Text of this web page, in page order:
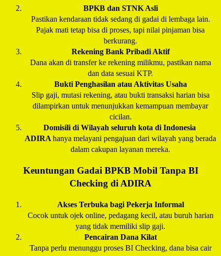
BPKB dan STNK Asli
Pastikan kendaraan tidak sedang di gadai di lembaga lain.
Pajak mati tetap bisa di proses, tapi nilai pinjaman bisa
berkurang.
Rekening Bank Pribadi Aktif
Dana akan di transfer ke rekening milikmu, pastikan nama
dan data sesuai KTP.
Bukti Penghasilan atau Aktivitas Usaha
Slip gaji, mutasi rekening, atau bukti transaksi harian bisa
dilampirkan untuk menunjukkan kemampuan membayar
cicilan.
Domisili di Wilayah seluruh kota di Indonesia
ADIRA hanya melayani pengajuan dari wilayah yang berada
dalam cakupan layanan mereka.
Keuntungan Gadai BPKB Mobil Tanpa BI
Checking di ADIRA
Akses Terbuka bagi Pekerja Informal
Cocok untuk ojek online, pedagang kecil, atau buruh harian
yang tidak memiliki slip gaji.
Pencairan Dana Kilat
Tanpa perlu menunggu proses BI Checking, dana bisa cair